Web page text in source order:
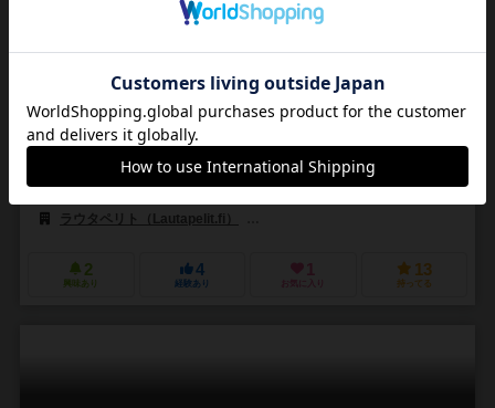
作品説明文の編集者を募集中
アスガー・ハーディング・グラネルド（Asger Harding Granerud）
ラウタペリト（Lautapelit.fi）
2
興味あり
4
経験あり
1
お気に入り
13
持ってる